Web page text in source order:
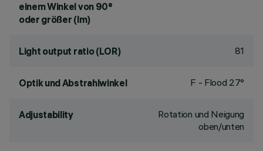
einem Winkel von 90°
oder größer (lm)
Light output ratio (LOR) 81
Optik und Abstrahlwinkel F - Flood 27°
Adjustability
Rotation und Neigung
oben/unten